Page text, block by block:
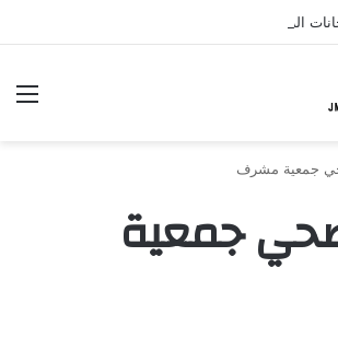
جمعية مشرف
جمعية